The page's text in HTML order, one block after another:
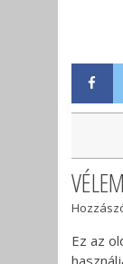
Ez az